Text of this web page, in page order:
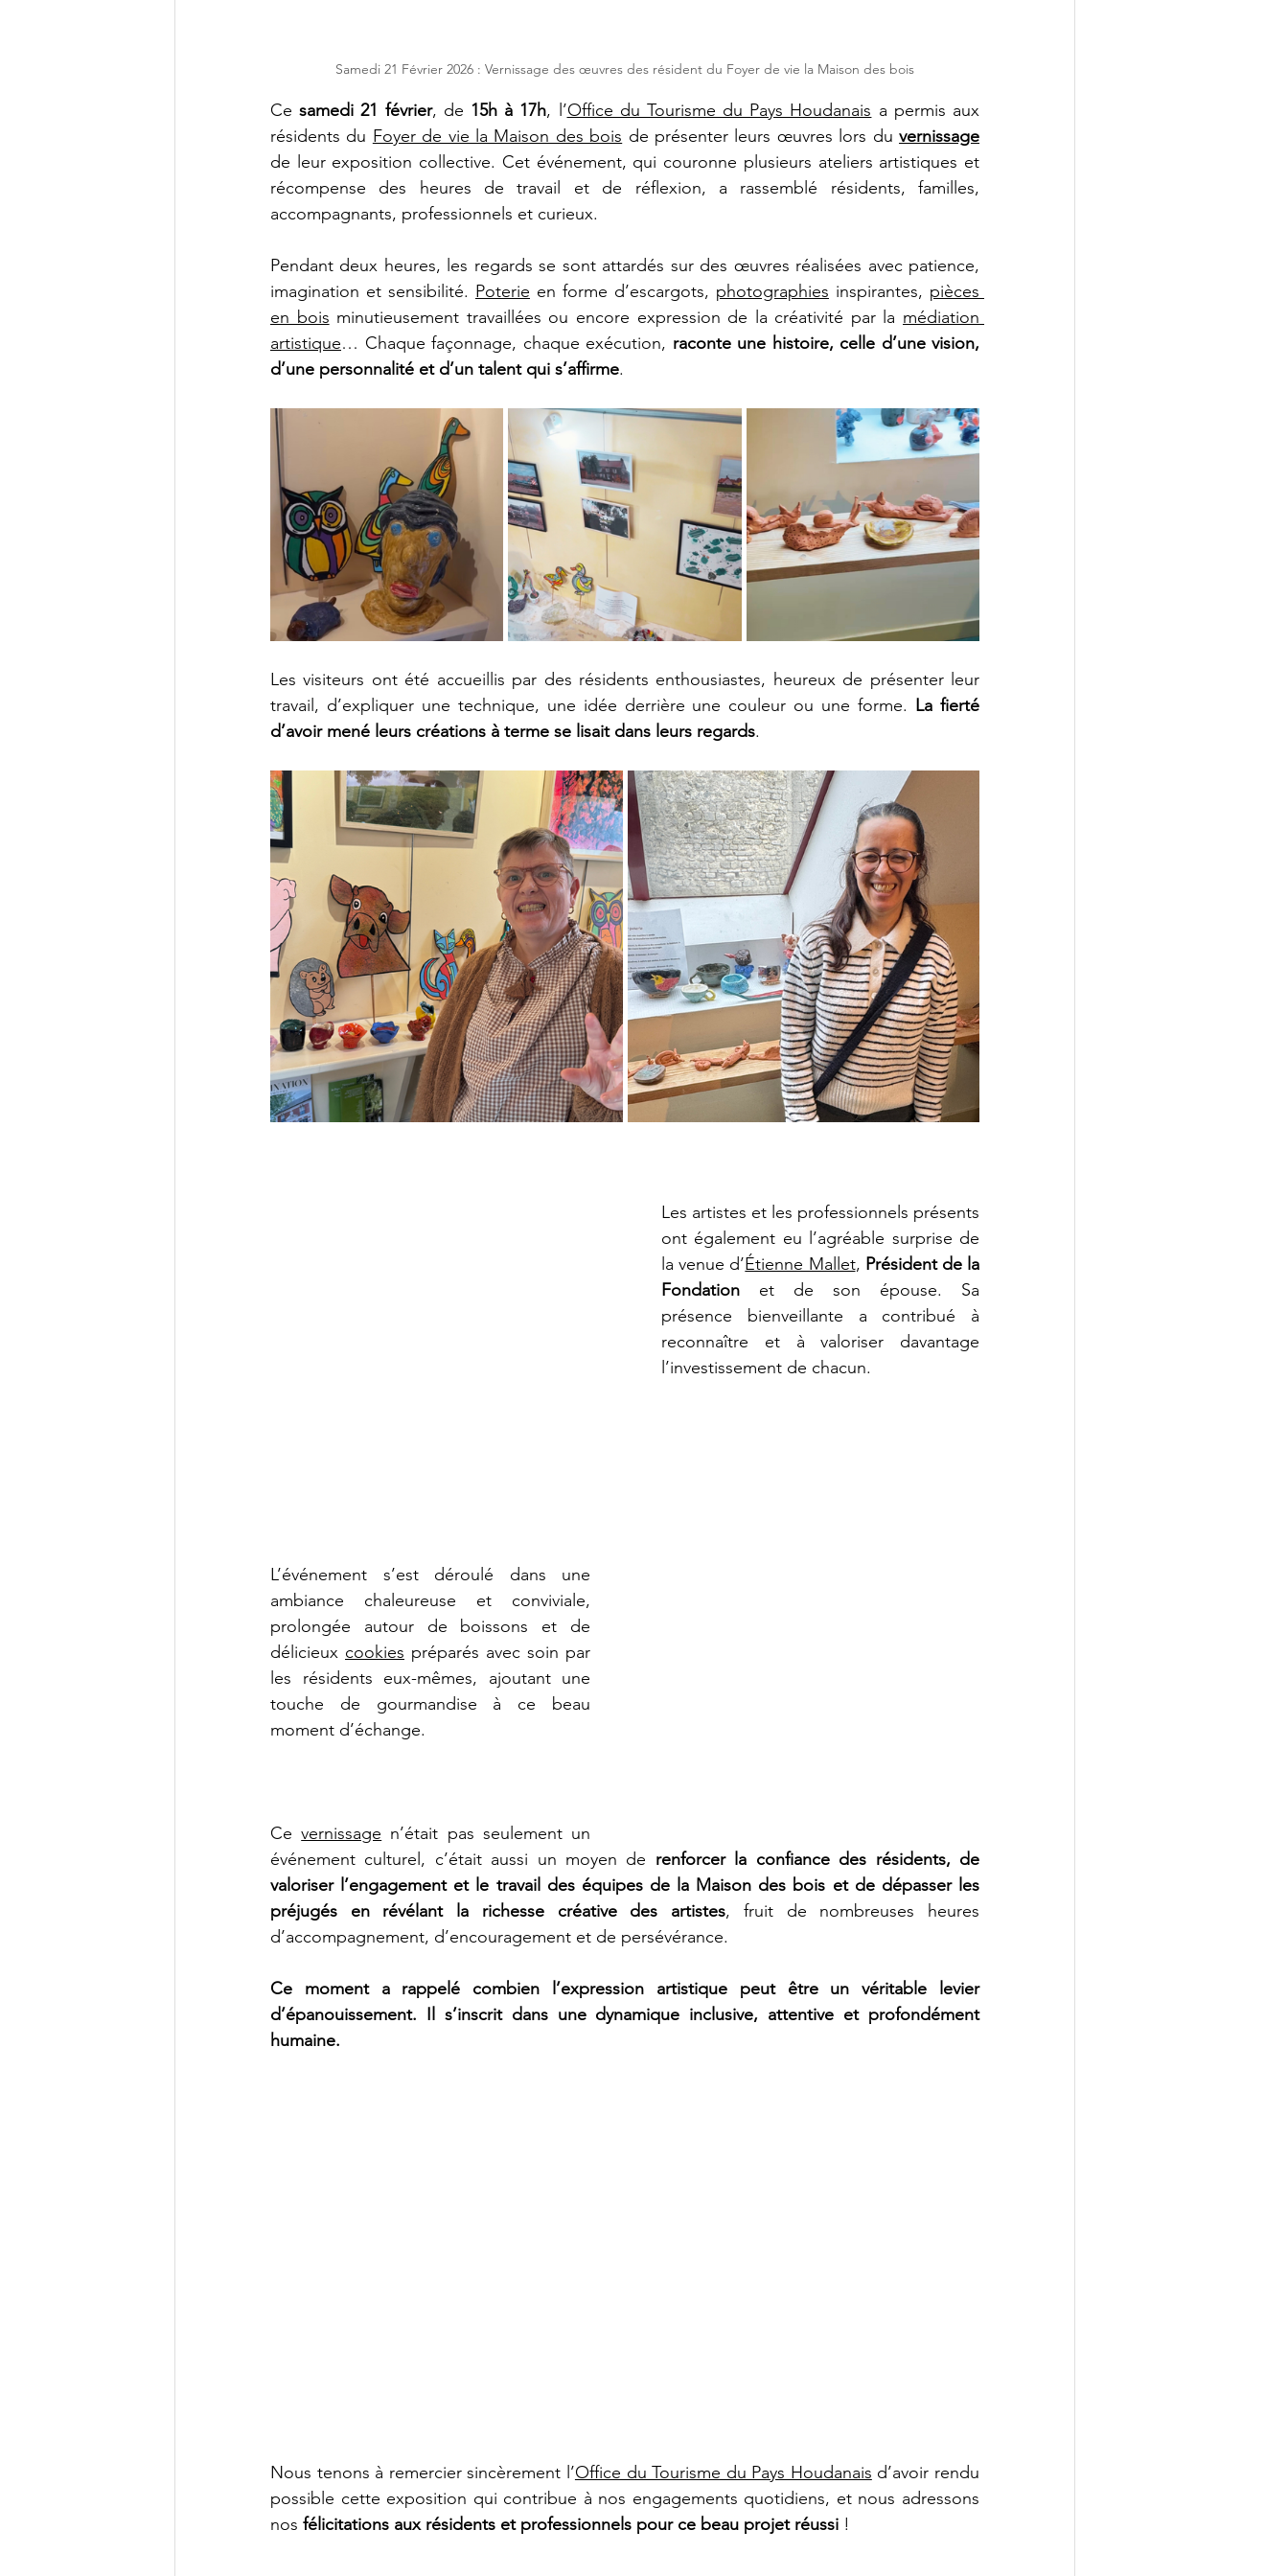
Samedi 21 Février 2026 : Vernissage des œuvres des résident du Foyer de vie la Maison des bois
Ce samedi 21 février, de 15h à 17h, l’Office du Tourisme du Pays Houdanais a permis aux
résidents du Foyer de vie la Maison des bois de présenter leurs œuvres lors du vernissage
de leur exposition collective. Cet événement, qui couronne plusieurs ateliers artistiques et
récompense des heures de travail et de réflexion, a rassemblé résidents, familles,
accompagnants, professionnels et curieux.
Pendant deux heures, les regards se sont attardés sur des œuvres réalisées avec patience,
imagination et sensibilité. Poterie en forme d’escargots, photographies inspirantes, pièces
en bois minutieusement travaillées ou encore expression de la créativité par la médiation
artistique… Chaque façonnage, chaque exécution, raconte une histoire, celle d’une vision,
d’une personnalité et d’un talent qui s’affirme.
Les visiteurs ont été accueillis par des résidents enthousiastes, heureux de présenter leur
travail, d’expliquer une technique, une idée derrière une couleur ou une forme. La fierté
d’avoir mené leurs créations à terme se lisait dans leurs regards.
Les artistes et les professionnels présents
ont également eu l’agréable surprise de
la venue d’Étienne Mallet, Président de la
Fondation et de son épouse. Sa
présence bienveillante a contribué à
reconnaître et à valoriser davantage
l’investissement de chacun.
L’événement s’est déroulé dans une
ambiance chaleureuse et conviviale,
prolongée autour de boissons et de
délicieux cookies préparés avec soin par
les résidents eux-mêmes, ajoutant une
touche de gourmandise à ce beau
moment d’échange.
Ce vernissage n’était pas seulement un
événement culturel, c’était aussi un moyen de renforcer la confiance des résidents, de
valoriser l’engagement et le travail des équipes de la Maison des bois et de dépasser les
préjugés en révélant la richesse créative des artistes, fruit de nombreuses heures
d’accompagnement, d’encouragement et de persévérance.
Ce moment a rappelé combien l’expression artistique peut être un véritable levier
d’épanouissement. Il s’inscrit dans une dynamique inclusive, attentive et profondément
humaine.
Nous tenons à remercier sincèrement l’Office du Tourisme du Pays Houdanais d’avoir rendu
possible cette exposition qui contribue à nos engagements quotidiens, et nous adressons
nos félicitations aux résidents et professionnels pour ce beau projet réussi !